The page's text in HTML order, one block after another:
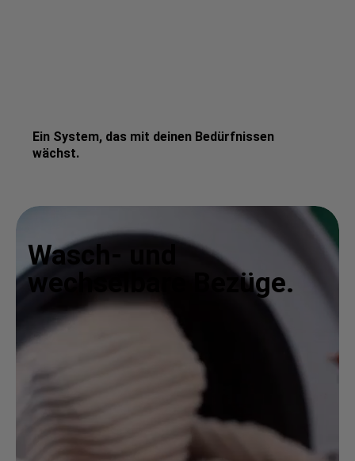
Ein System, das mit deinen Bedürfnissen
wächst.
Wasch- und
wechselbare Bezüge.